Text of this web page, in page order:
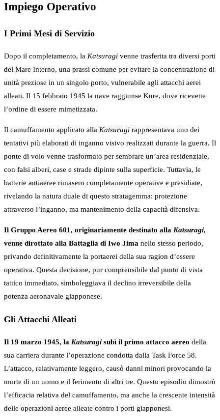
Impiego Operativo
I Primi Mesi di Servizio
Dopo il completamento, la Katsuragi venne trasferita tra diversi porti
del Mare Interno, una prassi comune per evitare la concentrazione di
unità preziose in un singolo porto, vulnerabile agli attacchi aerei
alleati. Il 15 febbraio 1945 la nave raggiunse Kure, dove ricevette
l’ordine di essere mimetizzata.
Il camuffamento applicato alla Katsuragi rappresentava uno dei
tentativi più elaborati di inganno visivo realizzati durante la guerra. Il
ponte di volo venne trasformato per sembrare un’area residenziale,
con falsi alberi, case e strade dipinte sulla superficie. Tuttavia, le
batterie antiaeree rimasero completamente operative e presidiate,
rivelando la natura duale di questo stratagemma: protezione
attraverso l’inganno, ma mantenimento della capacità difensiva.
Il Gruppo Aereo 601, originariamente destinato alla Katsuragi,
venne dirottato alla Battaglia di Iwo Jima nello stesso periodo,
privando definitivamente la portaerei della sua ragion d’essere
operativa. Questa decisione, pur comprensibile dal punto di vista
tattico immediato, simboleggiava il declino irreversibile della
potenza aeronavale giapponese.
Gli Attacchi Alleati
Il 19 marzo 1945, la Katsuragi subì il primo attacco aereo della
sua carriera durante l’operazione condotta dalla Task Force 58.
L’attacco, relativamente leggero, causò danni minori provocando la
morte di un uomo e il ferimento di altri tre. Questo episodio dimostrò
l’efficacia relativa del camuffamento, ma anche la crescente intensità
delle operazioni aeree alleate contro i porti giapponesi.